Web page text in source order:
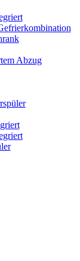
Abzug